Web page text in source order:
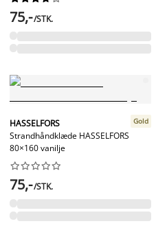
75,-/STK.
HASSELFORS
Strandhåndklæde HASSELFORS
80×160 vanilje
Gold






75,-/STK.